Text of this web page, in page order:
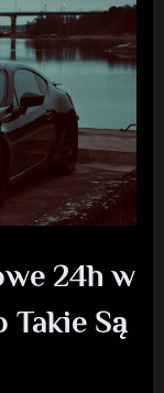
24h w
Takie Są